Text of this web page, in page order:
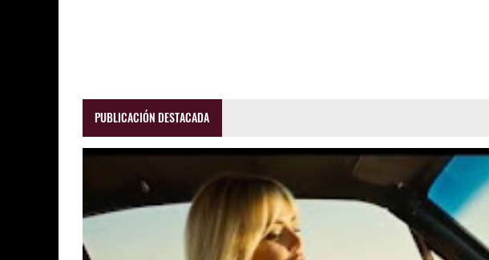
PUBLICACIÓN DESTACADA